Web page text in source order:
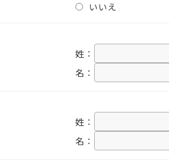
いいえ
姓：
名：
姓：
名：